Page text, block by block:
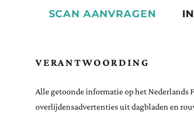
SCAN AANVRAGEN
VERANTWOORDING
Alle getoonde informatie op het Nederlands
overlijdensadvertenties uit dagbladen en